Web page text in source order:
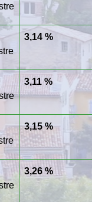
3,14 %
3,11 %
3,15 %
3,26 %